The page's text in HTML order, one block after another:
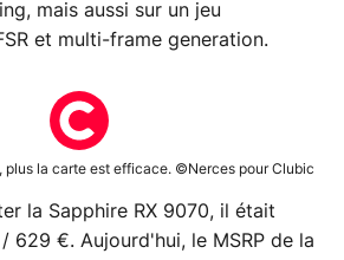
mais aussi sur un jeu
et multi-frame generation.
plus la carte est efficace. ©Nerces pour Clubic
la Sapphire RX 9070, il était
629 €. Aujourd'hui, le MSRP de la